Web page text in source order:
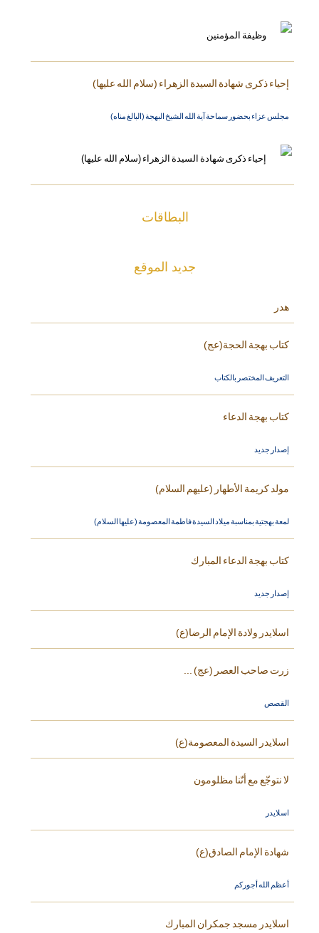
إحياء ذكرى شهادة السيدة الزهراء (سلام الله عليها)
مجلس عزاء بحضور سماحة آية الله الشيخ البهجة (البالغ مناه)
البطاقات
جديد الموقع
هدر
كتاب بهجة الحجة(عج)
التعريف المختصر بالكتاب
كتاب بهجة الدعاء
إصدار جديد
مولد كريمة الأطهار (عليهم السلام)
لمعة بهجتية بمناسبة ميلاد السيدة فاطمة المعصومة (عليها السلام)
كتاب بهجة الدعاء المبارك
إصدار جديد
اسلايدر ولادة الإمام الرضا(ع)
زرت صاحب العصر (عج) ...
القصص
اسلايدر السيدة المعصومة(ع)
لا نتوجّع مع أنّنا مظلومون
اسلايدر
شهادة الإمام الصادق(ع)
أعظم الله أجوركم
اسلايدر مسجد جمكران المبارك